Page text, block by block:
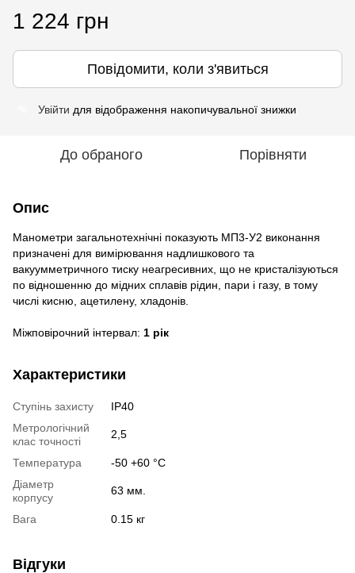
1 224 грн
Повідомити, коли з'явиться
Увійти для відображення накопичувальної знижки
До обраного Порівняти
Опис
Манометри загальнотехнічні показують МП3-У2 виконання
призначені для вимірювання надлишкового та
вакуумметричного тиску неагресивних, що не кристалізуються
по відношенню до мідних сплавів рідин, пари і газу, в тому
числі кисню, ацетилену, хладонів.
Міжповірочний інтервал: 1 рік
Характеристики
Ступінь захисту
IP40
Метрологічний
клас точності
2,5
Температура
-50 +60 °С
Діаметр
корпусу
63 мм.
Вага 0.15 кг
Відгуки